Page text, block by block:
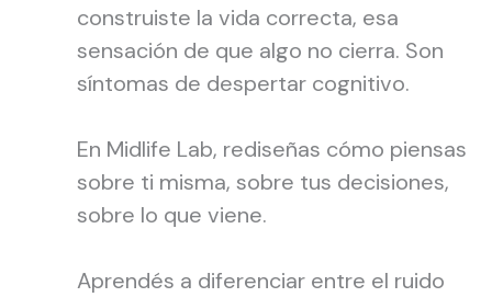
construiste la vida correcta, esa
sensación de que algo no cierra. Son
síntomas de despertar cognitivo.
En Midlife Lab, rediseñas cómo piensas
sobre ti misma, sobre tus decisiones,
sobre lo que viene.
Aprendés a diferenciar entre el ruido